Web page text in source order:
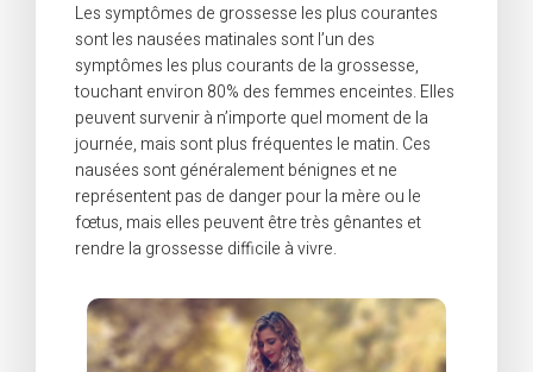
Les symptômes de grossesse les plus courantes
sont les nausées matinales sont l’un des
symptômes les plus courants de la grossesse,
touchant environ 80% des femmes enceintes. Elles
peuvent survenir à n’importe quel moment de la
journée, mais sont plus fréquentes le matin. Ces
nausées sont généralement bénignes et ne
représentent pas de danger pour la mère ou le
fœtus, mais elles peuvent être très gênantes et
rendre la grossesse difficile à vivre.